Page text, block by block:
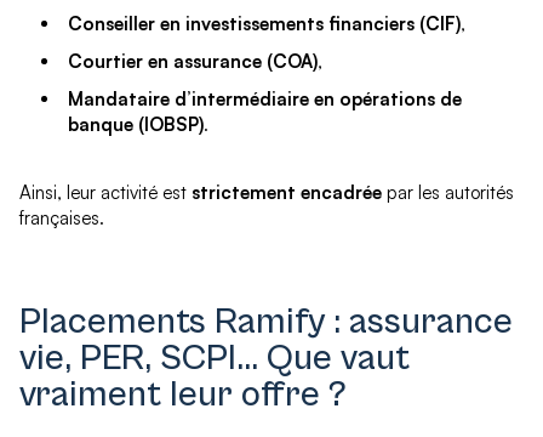
Conseiller en investissements financiers (CIF),
Courtier en assurance (COA),
Mandataire d’intermédiaire en opérations de
banque (IOBSP).
Ainsi, leur activité est strictement encadrée par les autorités
françaises.
Placements Ramify : assurance
vie, PER, SCPI… Que vaut
vraiment leur offre ?